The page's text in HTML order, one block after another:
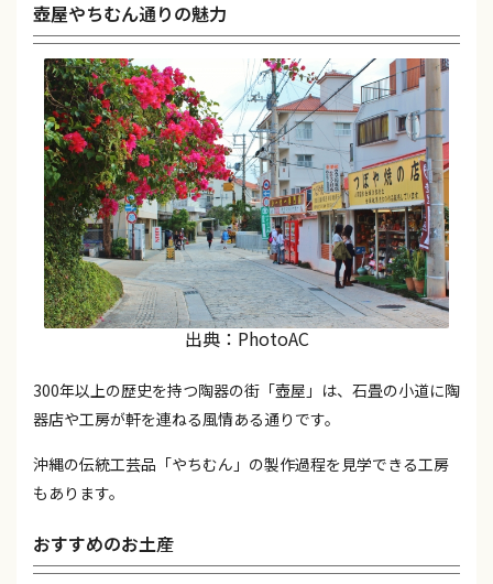
壺屋やちむん通りの魅力
出典：PhotoAC
300年以上の歴史を持つ陶器の街「壺屋」は、石畳の小道に陶
器店や工房が軒を連ねる風情ある通りです。
沖縄の伝統工芸品「やちむん」の製作過程を見学できる工房
もあります。
おすすめのお土産